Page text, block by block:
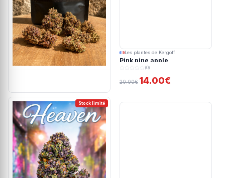
Les plantes de Kergoff
Pink pine apple
(0)
20.00€ 14.00€
Stock limité